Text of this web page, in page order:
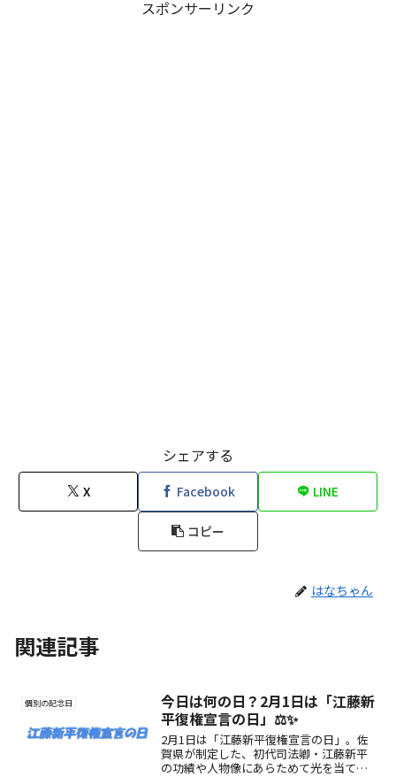
スポンサーリンク
シェアする
X Facebook LINE
コピー
はなちゃん
関連記事
個別の記念日
今日は何の日？2月1日は「江藤新
平復権宣言の日」⚖️✨
2月1日は「江藤新平復権宣言の日」。佐
賀県が制定した、初代司法卿・江藤新平
の功績や人物像にあらためて光を当てる